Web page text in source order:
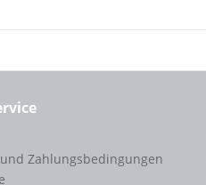
Zahlungsbedingungen